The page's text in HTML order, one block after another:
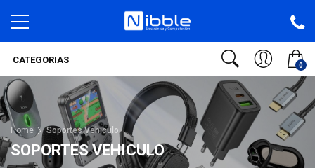
0
CATEGORIAS
Home Soportes Vehiculo
SOPORTES VEHICULO